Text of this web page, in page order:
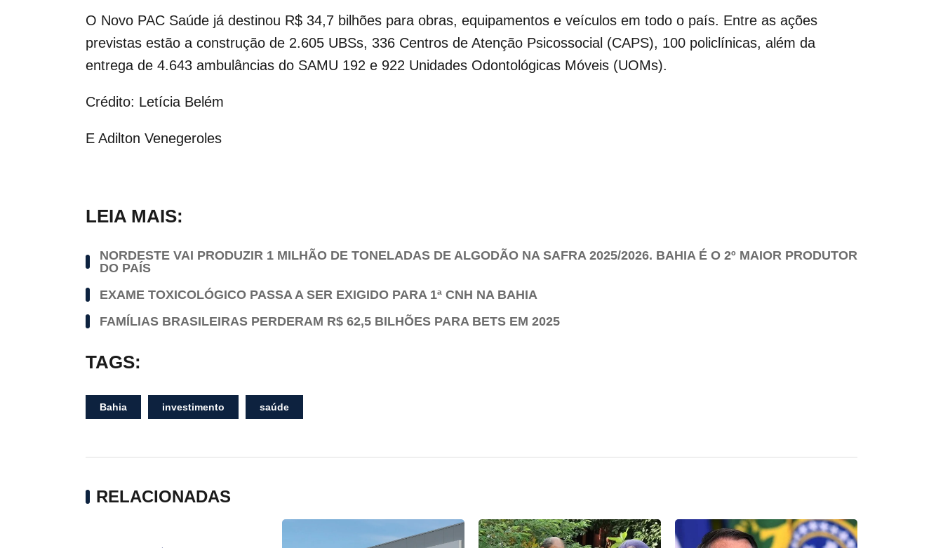
O Novo PAC Saúde já destinou R$ 34,7 bilhões para obras, equipamentos e veículos em todo o país. Entre as ações
previstas estão a construção de 2.605 UBSs, 336 Centros de Atenção Psicossocial (CAPS), 100 policlínicas, além da
entrega de 4.643 ambulâncias do SAMU 192 e 922 Unidades Odontológicas Móveis (UOMs).
Crédito: Letícia Belém
E Adilton Venegeroles
LEIA MAIS:
NORDESTE VAI PRODUZIR 1 MILHÃO DE TONELADAS DE ALGODÃO NA SAFRA 2025/2026. BAHIA É O 2º MAIOR PRODUTOR
DO PAÍS
EXAME TOXICOLÓGICO PASSA A SER EXIGIDO PARA 1ª CNH NA BAHIA
FAMÍLIAS BRASILEIRAS PERDERAM R$ 62,5 BILHÕES PARA BETS EM 2025
TAGS:
Bahia investimento saúde
RELACIONADAS